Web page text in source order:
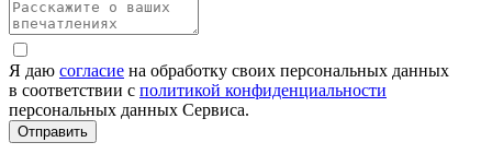
Я даю согласие на обработку своих персональных данных
в соответствии с политикой конфиденциальности
персональных данных Сервиса.